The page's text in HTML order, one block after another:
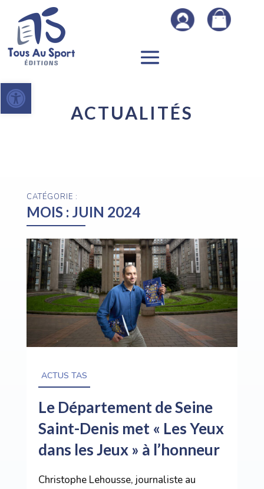
Ouvrir la barre d’outils
ACTUALITÉS
CATÉGORIE :
MOIS : JUIN 2024
ACTUS TAS
Le Département de Seine
Saint-Denis met « Les Yeux
dans les Jeux » à l’honneur
Christophe Lehousse, journaliste au
5 Juin 2024